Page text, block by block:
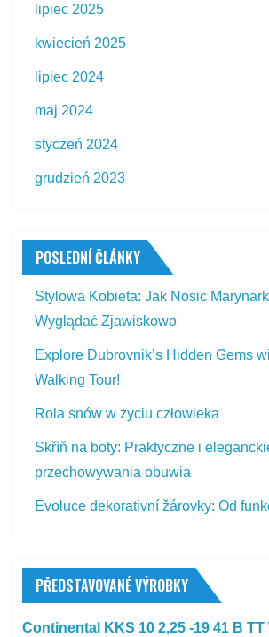
lipiec 2025
kwiecień 2025
lipiec 2024
maj 2024
styczeń 2024
grudzień 2023
POSLEDNÍ ČLÁNKY
Stylowa Kobieta: Jak Nosic
Wyglądać Zjawiskowo
Explore Dubrovnik’s Hidden Gems
Walking Tour!
Rola snów w życiu człowieka
Skříň na boty: Praktyczne i
przechowywania obuwia
Evoluce dekorativní žárovky: Od
PŘEDSTAVOVANÉ VÝROBKY
Continental KKS 10 2,25 -19 41 B TT